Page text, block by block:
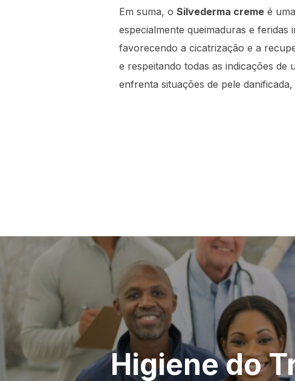
Em suma, o Silvederma creme é
especialmente queimaduras e
favorecendo a cicatrização e a
e respeitando todas as indicações de
enfrenta situações de pele
Navegação
de
artigos
Higiene do